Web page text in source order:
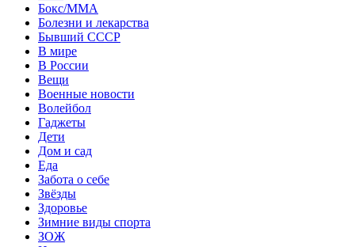
Бокс/MMA
Болезни и лекарства
Бывший СССР
В мире
В России
Вещи
Военные новости
Волейбол
Гаджеты
Дети
Дом и сад
Еда
Забота о себе
Звёзды
Здоровье
Зимние виды спорта
ЗОЖ